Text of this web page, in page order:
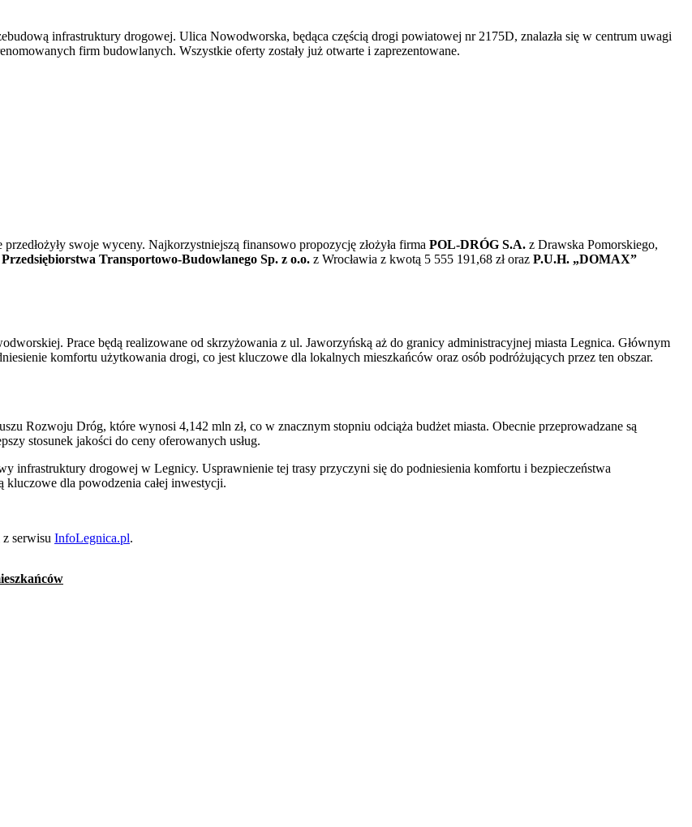
infrastruktury drogowej. Ulica Nowodworska, będąca częścią drogi powiatowej nr 2175D, znalazła się w centrum uwagi
firm budowlanych. Wszystkie oferty zostały już otwarte i zaprezentowane.
swoje wyceny. Najkorzystniejszą finansowo propozycję złożyła firma POL-DRÓG S.A. z Drawska Pomorskiego,
Przedsiębiorstwa Transportowo-Budowlanego Sp. z o.o. z Wrocławia z kwotą 5 555 191,68 zł oraz P.U.H. „DOMAX”
Prace będą realizowane od skrzyżowania z ul. Jaworzyńską aż do granicy administracyjnej miasta Legnica. Głównym
komfortu użytkowania drogi, co jest kluczowe dla lokalnych mieszkańców oraz osób podróżujących przez ten obszar.
Rozwoju Dróg, które wynosi 4,142 mln zł, co w znacznym stopniu odciąża budżet miasta. Obecnie przeprowadzane są
stosunek jakości do ceny oferowanych usług.
drogowej w Legnicy. Usprawnienie tej trasy przyczyni się do podniesienia komfortu i bezpieczeństwa
dla powodzenia całej inwestycji.
serwisu InfoLegnica.pl.